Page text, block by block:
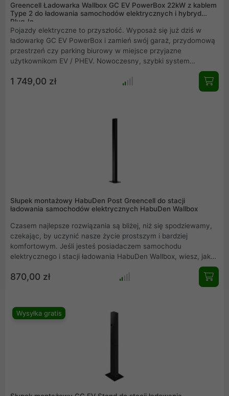
Greencell Ładowarka Wallbox GC EV PowerBox 22kW z kablem
Type 2 do ładowania samochodów elektrycznych i hybryd
Plug-In
Pojazdy elektryczne to przyszłość. Wyposaż się już dziś w
ładowarkę GC EV PowerBox i zamień swój garaż, przydomową
przestrzeń czy parking biurowy w miejsce przyjazne
użytkownikom EV / PHEV. Nowoczesny, szybki system
ładowania oraz minimalistyczny design - sprawdź co zyskujesz
z ładowarką Green Cell.
1 749,00 zł
Słupek montażowy HabuDen Post Greencell do stacji
ładowania samochodów elektrycznych HabuDen Wallbox
Czasem najlepsze rozwiązania są bliżej, niż się spodziewamy,
czekając, by uczynić nasze życie prostszym i bardziej
komfortowym. Jeśli jesteś posiadaczem samochodu
elektrycznego i stacji ładowania HabuDen Wallbox, wiesz, jak
ważne jest idealne miejsce do ładowania. Słupek montażowy
HabuDen Post Greencell to nie tylko solidna podstawa dla
sobie trwałość, estetykę i funkcjonalność. Dzięki niemu możesz
zainstalować stację ładowania tam, gdzie najbardziej Ci
870,00 zł
Wysyłka gratis